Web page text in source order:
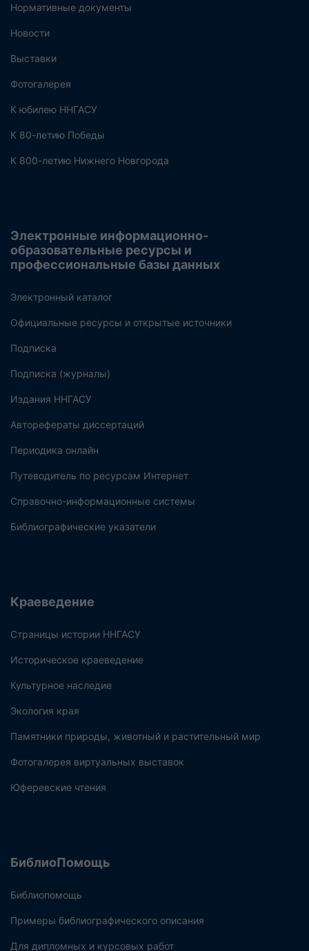
Нормативные документы
Новости
Выставки
Фотогалерея
К юбилею ННГАСУ
К 80-летию Победы
К 800-летию Нижнего Новгорода
Электронные информационно-
образовательные ресурсы и
профессиональные базы данных
Электронный каталог
Официальные ресурсы и открытые источники
Подписка
Подписка (журналы)
Издания ННГАСУ
Авторефераты диссертаций
Периодика онлайн
Путеводитель по ресурсам Интернет
Справочно-информационные системы
Библиографические указатели
Краеведение
Страницы истории ННГАСУ
Историческое краеведение
Культурное наследие
Экология края
Памятники природы, животный и растительный мир
Фотогалерея виртуальных выставок
Юферевские чтения
БиблиоПомощь
Библиопомощь
Примеры библиографического описания
Для дипломных и курсовых работ